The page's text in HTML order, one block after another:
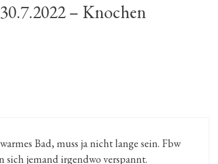
– Knochen
Bad, muss ja nicht lange sein. Fbw
jemand irgendwo verspannt.